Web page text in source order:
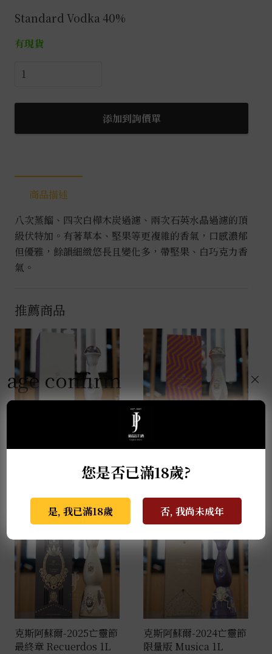
Standard Vodka 40%
有現貨
斯
達
威
加
0.7L
量
添加到詢價單
商品描述
八次蒸餾、四次白樺木炭過濾、兩次石英水晶過濾的頂
級伏特加。有著草本、堅果等更複雜的香氣，口感濃郁
但優雅，餘韻細緻悠長且變化多，帶堅果、白巧克力香
氣。
推薦商品
克斯阿蘇爾-2022亡靈節
克斯阿蘇爾-冠軍榮耀 世
NT$81,000
克斯阿蘇爾-2025亡靈節
最終章 Recuerdos 1L
克斯阿蘇爾-2024亡靈節
限量版 Musica 1L
age confirm
您是否已滿18歲?
是, 我已滿18歲 否, 我尚未成年
×